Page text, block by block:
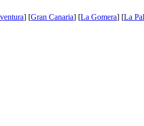
] [Gran Canaria] [La Gomera] [La